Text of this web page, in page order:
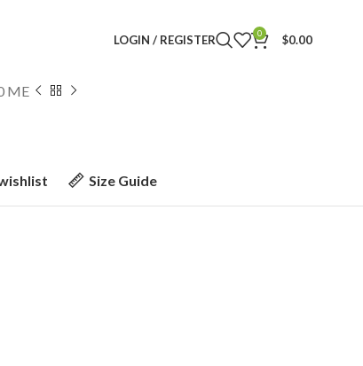
LOGIN / REGISTER 0 $0.00
ME
Size Guide